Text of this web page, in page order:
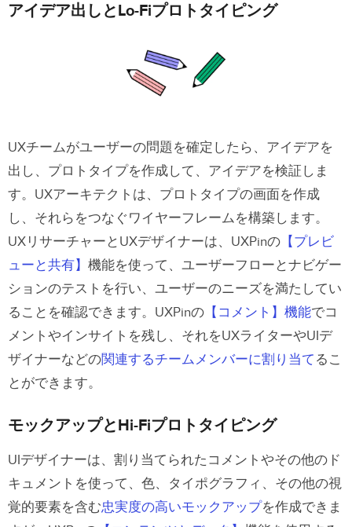
アイデア出しとLo-Fiプロトタイピング
UXチームがユーザーの問題を確定したら、アイデアを
出し、プロトタイプを作成して、アイデアを検証しま
す。UXアーキテクトは、プロトタイプの画面を作成
し、それらをつなぐワイヤーフレームを構築します。
UXリサーチャーとUXデザイナーは、UXPinの 【プレビ
ューと共有】 機能を使って、ユーザーフローとナビゲー
ションのテストを行い、ユーザーのニーズを満たしてい
ることを確認できます。UXPinの 【コメント】機能でコ
メントやインサイトを残し、それをUXライターやUIデ
ザイナーなどの関連するチームメンバーに割り当て るこ
とができます。
モックアップとHi-Fiプロトタイピング
UIデザイナーは、割り当てられたコメントやその他のド
キュメントを使って、色、タイポグラフィ、その他の視
覚的要素を含む忠実度の高いモックアップを作成できま